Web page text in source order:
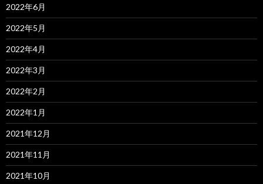
2022年6月
2022年5月
2022年4月
2022年3月
2022年2月
2022年1月
2021年12月
2021年11月
2021年10月